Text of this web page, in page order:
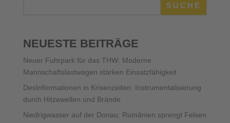
SUCHE
NEUESTE BEITRÄGE
Neuer Fuhrpark für das THW: Moderne
Mannschaftslastwagen stärken Einsatzfähigkeit
DesInformationen in Krisenzeiten: Instrumentalisierung
durch Hitzewellen und Brände
Niedrigwasser auf der Donau: Rumänien sprengt Felsen